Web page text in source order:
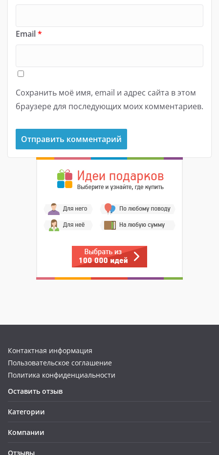
Email*
Сохранить моё имя, email и адрес сайта в этом
браузере для последующих моих комментариев.
Контактная информация
Пользовательское соглашение
Политика конфиденциальности
Оставить отзыв
Категории
Компании
Отзывы